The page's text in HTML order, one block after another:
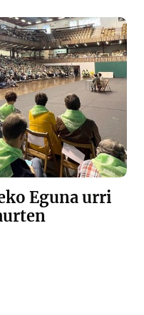
Eguna urri